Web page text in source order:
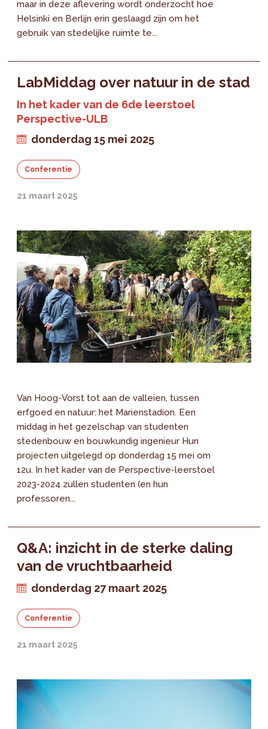
maar in deze aflevering wordt onderzocht hoe
Helsinki en Berlijn erin geslaagd zijn om het
gebruik van stedelijke ruimte te...
LabMiddag over natuur in de stad
In het kader van de 6de leerstoel
Perspective-ULB
donderdag 15 mei 2025
Conferentie
21 maart 2025
Van Hoog-Vorst tot aan de valleien, tussen
erfgoed en natuur: het Marienstadion. Een
middag in het gezelschap van studenten
stedenbouw en bouwkundig ingenieur Hun
projecten uitgelegd op donderdag 15 mei om
12u. In het kader van de Perspective-leerstoel
2023-2024 zullen studenten (en hun
professoren...
Q&A: inzicht in de sterke daling
van de vruchtbaarheid
donderdag 27 maart 2025
Conferentie
21 maart 2025